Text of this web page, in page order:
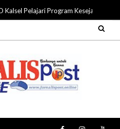
Kalsel Pelajari Program